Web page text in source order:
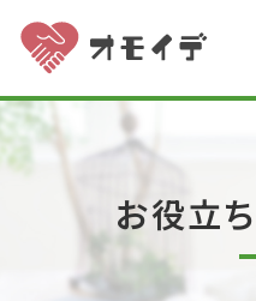
お役立